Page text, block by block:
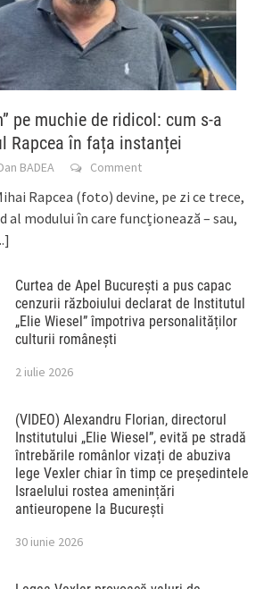
pe muchie de ridicol: cum s-a
Rapcea în fața instanței
BADEA Comment
Rapcea (foto) devine, pe zi ce trece,
al modului în care funcționează – sau,
Curtea de Apel București a pus capac
cenzurii războiului declarat de Institutul
„Elie Wiesel” împotriva personalităților
culturii românești
2 iulie 2026
(VIDEO) Alexandru Florian, directorul
Institutului „Elie Wiesel”, evită pe stradă
întrebările românlor vizați de abuziva
lege Vexler chiar în timp ce președintele
Israelului rostea amenințări
antieuropene la București
30 iunie 2026